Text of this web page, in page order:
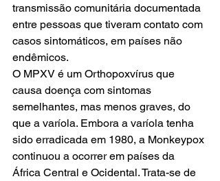
transmissão comunitária documentada
entre pessoas que tiveram contato com
casos sintomáticos, em países não
endêmicos.
O MPXV é um Orthopoxvírus que
causa doença com sintomas
semelhantes, mas menos graves, do
que a varíola. Embora a varíola tenha
sido erradicada em 1980, a Monkeypox
continuou a ocorrer em países da
África Central e Ocidental. Trata-se de